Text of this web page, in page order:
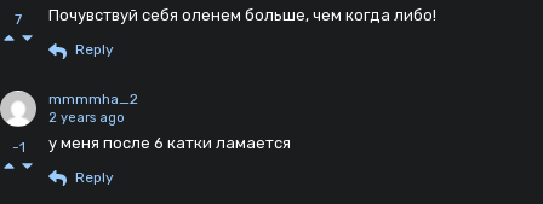
7 Почувствуй себя оленем больше, чем когда либо!
Reply
-1
mmmmha_2
2 years ago
у меня после 6 катки ламается
Reply